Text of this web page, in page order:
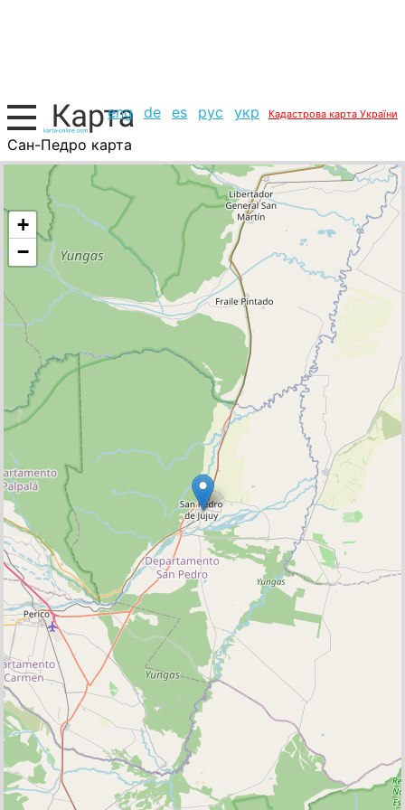
eng de es рус укр Кадастрова карта України
Сан-Педро карта
Аргентина, список міст
+
−